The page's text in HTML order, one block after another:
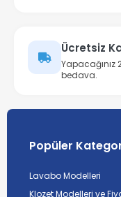
Ücretsiz
Yapacağınız
bedava.
Popüler
Lavabo Modelleri
Klozet Modelleri ve